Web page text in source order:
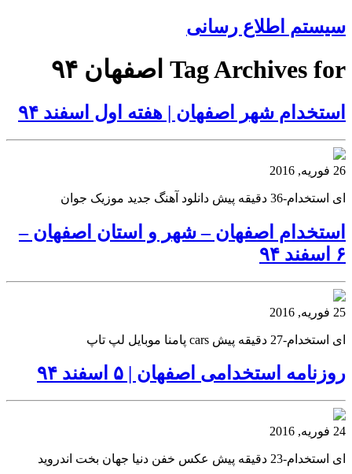
سیستم اطلاع رسانی
Tag Archives for اصفهان ۹۴
استخدام شهر اصفهان | هفته اول اسفند ۹۴
26 فوریه, 2016
ای استخدام-36 دقیقه پیش دانلود آهنگ جدید موزیک جوان
استخدام اصفهان – شهر و استان اصفهان –
۶ اسفند ۹۴
25 فوریه, 2016
ای استخدام-27 دقیقه پیش cars پامنا موبایل لپ تاپ
روزنامه استخدامی اصفهان | ۵ اسفند ۹۴
24 فوریه, 2016
ای استخدام-23 دقیقه پیش عکس خفن دنیا جهان بخت اندروید